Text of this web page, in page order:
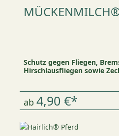
Schutz gegen Fliegen,
Hirschlausfliegen sowie
ab 4,90 €*